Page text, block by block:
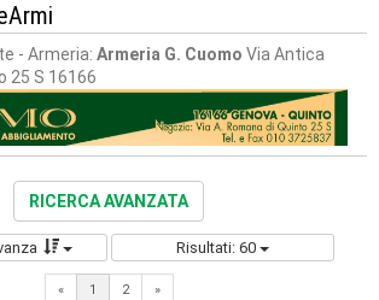
- Armeria: Armeria G. Cuomo Via Antica
25 S 16166
RICERCA AVANZATA
Risultati: 60
« 1 2 »Next